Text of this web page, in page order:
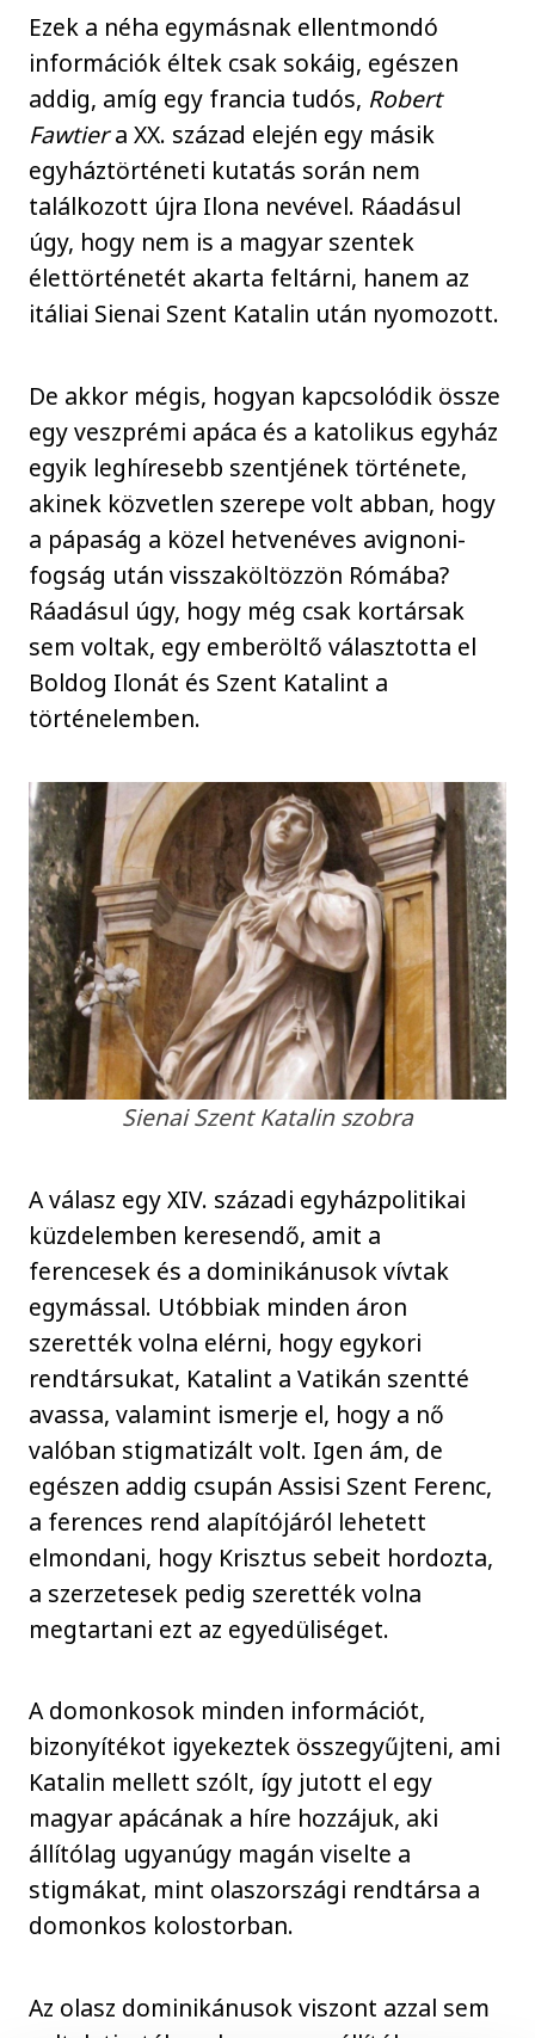
Ezek a néha egymásnak ellentmondó
információk éltek csak sokáig, egészen
addig, amíg egy francia tudós, Robert
Fawtiera XX. század elején egy másik
egyháztörténeti kutatás során nem
találkozott újra Ilona nevével. Ráadásul
úgy, hogy nem is a magyar szentek
élettörténetét akarta feltárni, hanem az
itáliai Sienai Szent Katalin után nyomozott.
De akkor mégis, hogyan kapcsolódik össze
egy veszprémi apáca és a katolikus egyház
egyik leghíresebb szentjének története,
akinek közvetlen szerepe volt abban, hogy
a pápaság a közel hetvenéves avignoni-
fogság után visszaköltözzön Rómába?
Ráadásul úgy, hogy még csak kortársak
sem voltak, egy emberöltő választotta el
Boldog Ilonát és Szent Katalint a
történelemben.
Sienai Szent Katalin szobra
A válasz egy XIV. századi egyházpolitikai
küzdelemben keresendő, amit a
ferencesek és a dominikánusok vívtak
egymással. Utóbbiak minden áron
szerették volna elérni, hogy egykori
rendtársukat, Katalint a Vatikán szentté
avassa, valamint ismerje el, hogy a nő
valóban stigmatizált volt. Igen ám, de
egészen addig csupán Assisi Szent Ferenc,
a ferences rend alapítójáról lehetett
elmondani, hogy Krisztus sebeit hordozta,
a szerzetesek pedig szerették volna
megtartani ezt az egyedüliséget.
A domonkosok minden információt,
bizonyítékot igyekeztek összegyűjteni, ami
Katalin mellett szólt, így jutott el egy
magyar apácának a híre hozzájuk, aki
állítólag ugyanúgy magán viselte a
stigmákat, mint olaszországi rendtársa a
domonkos kolostorban.
Az olasz dominikánusok viszont azzal sem